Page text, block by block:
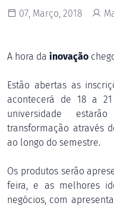
07, Março, 2018
A hora da inovação
Estão abertas as
acontecerá de 18 a
universidade
transformação através
ao longo do semestre.
Os produtos serão
feira, e as melhores
negócios, com